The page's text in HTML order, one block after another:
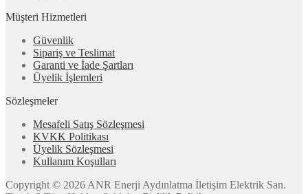
Müşteri Hizmetleri
Güvenlik
Sipariş ve Teslimat
Garanti ve İade Şartları
Üyelik İşlemleri
Sözleşmeler
Mesafeli Satış Sözleşmesi
KVKK Politikası
Üyelik Sözleşmesi
Kullanım Koşulları
Copyright © 2026 ANR Enerji Aydınlatma İletişim Elektrik San.